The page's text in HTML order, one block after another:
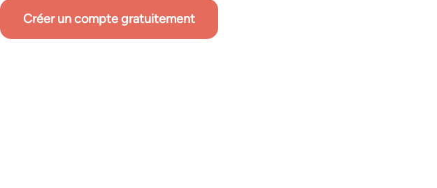
Créer un compte gratuitement